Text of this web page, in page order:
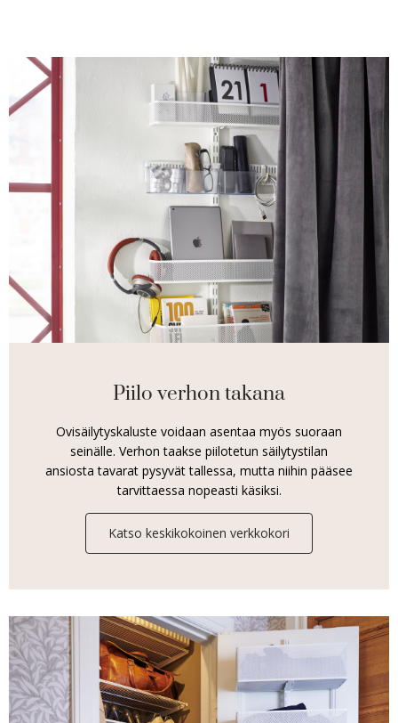
Piilo verhon takana
Ovisäilytyskaluste voidaan asentaa myös suoraan
seinälle. Verhon taakse piilotetun säilytystilan
ansiosta tavarat pysyvät tallessa, mutta niihin pääsee
tarvittaessa nopeasti käsiksi.
Katso keskikokoinen verkkokori